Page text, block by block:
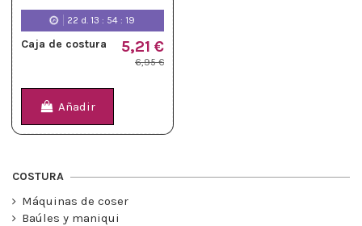
22 d. 13 : 54 : 19
Caja de costura 5,21 €
6,95 €
Añadir
COSTURA
Máquinas de coser
Baúles y maniqui